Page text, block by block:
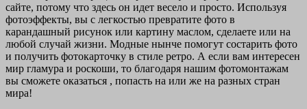
сайте, потому что здесь он идет весело и просто. Используя
фотоэффекты, вы с легкостью превратите фото в
карандашный рисунок или картину маслом, сделаете или на
любой случай жизни. Модные нынче помогут состарить фото
и получить фотокарточку в стиле ретро. А если вам интересен
мир гламура и роскоши, то благодаря нашим фотомонтажам
вы сможете оказаться , попасть на или же на разных стран
мира!